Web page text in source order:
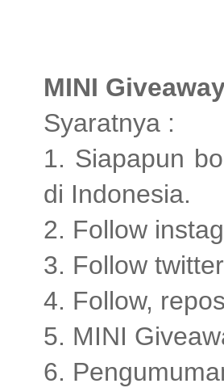
MINI
Syaratnya :
1. Siapapun
di Indonesia.
2. Follow
3. Follow
4. Follow,
5. MINI
6.